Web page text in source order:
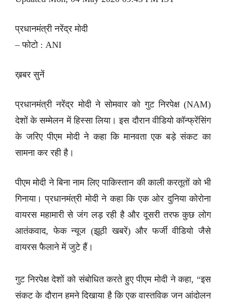
प्रधानमंत्री नरेंद्र मोदी
– फोटो : ANI
ख़बर सुनें
प्रधानमंत्री नरेंद्र मोदी ने सोमवार को गुट निरपेक्ष (NAM)
देशों के सम्मेलन में हिस्सा लिया। इस दौरान वीडियो कॉन्फ्रेंसिंग
के जरिए पीएम मोदी ने कहा कि मानवता एक बड़े संकट का
सामना कर रही है।
पीएम मोदी ने बिना नाम लिए पाकिस्तान की काली करतूतों को भी
गिनाया। प्रधानमंत्री मोदी ने कहा कि एक ओर दुनिया कोरोना
वायरस महामारी से जंग लड़ रही है और दूसरी तरफ कुछ लोग
आतंकवाद, फेक न्यूज (झूठी खबरें) और फर्जी वीडियो जैसे
वायरस फैलाने में जुटे हैं।
गुट निरपेक्ष देशों को संबोधित करते हुए पीएम मोदी ने कहा, “इस
संकट के दौरान हमने दिखाया है कि एक वास्तविक जन आंदोलन